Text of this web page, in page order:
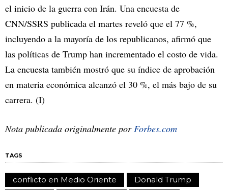
el inicio de la guerra con Irán. Una encuesta de
CNN/SSRS publicada el martes reveló que el 77 %,
incluyendo a la mayoría de los republicanos, afirmó que
las políticas de Trump han incrementado el costo de vida.
La encuesta también mostró que su índice de aprobación
en materia económica alcanzó el 30 %, el más bajo de su
carrera. (I)
Nota publicada originalmente porForbes.com
TAGS
conflicto en Medio Oriente
Donald Trump